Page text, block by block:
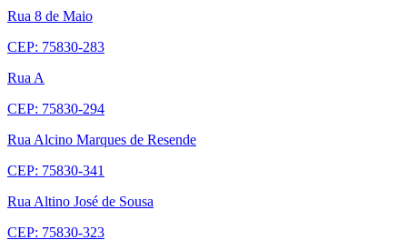
Rua 8 de Maio
CEP: 75830-283
Rua A
CEP: 75830-294
Rua Alcino Marques de Resende
CEP: 75830-341
Rua Altino José de Sousa
CEP: 75830-323